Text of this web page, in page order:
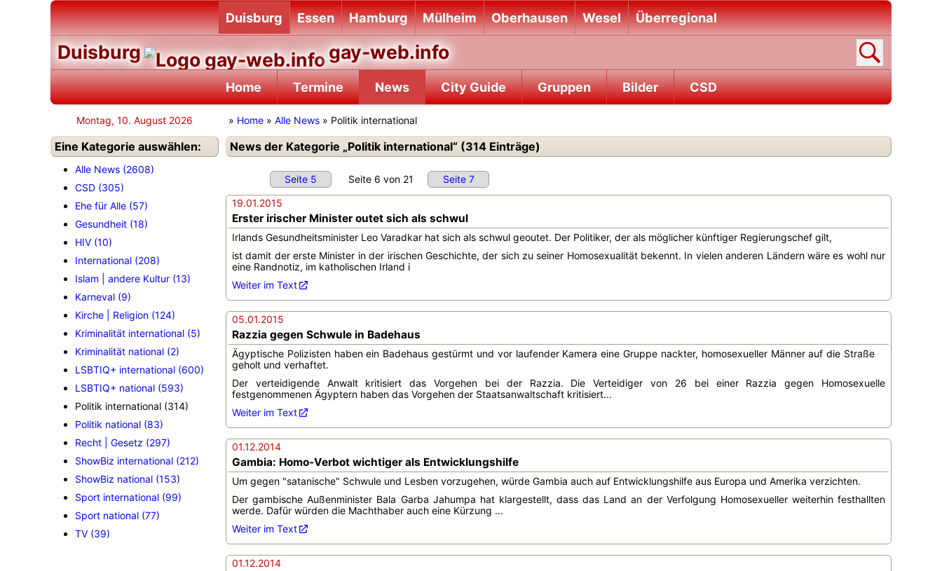
Duisburg Essen Hamburg Mülheim Oberhausen Wesel Überregional
Duisburg gay-web.info
Home Termine News City Guide Gruppen Bilder CSD
Montag, 10. August 2026
Eine Kategorie auswählen:
Alle News (2608)
CSD (305)
Ehe für Alle (57)
Gesundheit (18)
HIV (10)
International (208)
Islam | andere Kultur (13)
Karneval (9)
Kirche | Religion (124)
Kriminalität international (5)
Kriminalität national (2)
LSBTIQ+ international (600)
LSBTIQ+ national (593)
Politik international (314)
Politik national (83)
Recht | Gesetz (297)
ShowBiz international (212)
ShowBiz national (153)
Sport international (99)
Sport national (77)
TV (39)
» Home » Alle News » Politik international
News der Kategorie „Politik international“ (314 Einträge)
Seite 5 Seite 6 von 21
Seite 7
19.01.2015
Erster irischer Minister outet sich als schwul
Irlands Gesundheitsminister Leo Varadkar hat sich als schwul geoutet. Der Politiker, der als möglicher künftiger Regierungschef gilt,
ist damit der erste Minister in der irischen Geschichte, der sich zu seiner Homosexualität bekennt. In vielen anderen Ländern wäre es wohl nur
eine Randnotiz, im katholischen Irland i
Weiter im Text
05.01.2015
Razzia gegen Schwule in Badehaus
Ägyptische Polizisten haben ein Badehaus gestürmt und vor laufender Kamera eine Gruppe nackter, homosexueller Männer auf die Straße
geholt und verhaftet.
Der verteidigende Anwalt kritisiert das Vorgehen bei der Razzia. Die Verteidiger von 26 bei einer Razzia gegen Homosexuelle
festgenommenen Ägyptern haben das Vorgehen der Staatsanwaltschaft kritisiert...
Weiter im Text
01.12.2014
Gambia: Homo-Verbot wichtiger als Entwicklungshilfe
Um gegen "satanische" Schwule und Lesben vorzugehen, würde Gambia auch auf Entwicklungshilfe aus Europa und Amerika verzichten.
Der gambische Außenminister Bala Garba Jahumpa hat klargestellt, dass das Land an der Verfolgung Homosexueller weiterhin festhallten
werde. Dafür würden die Machthaber auch eine Kürzung ...
Weiter im Text
01.12.2014